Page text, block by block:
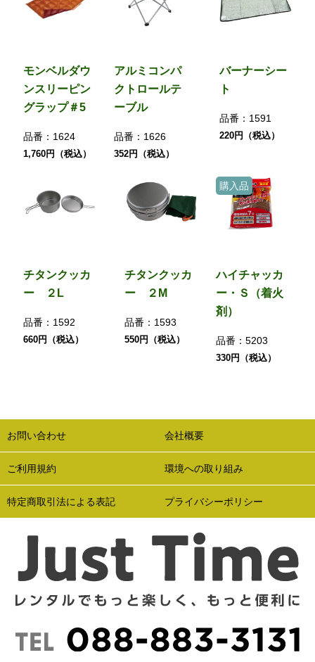
モンベルダウ
ンスリーピン
グラップ＃5
品番： 1624
1,760円（税込）
アルミコンパ
クトロールテ
ーブル
品番： 1626
352円（税込）
バーナーシー
ト
品番： 1591
220円（税込）
チタンクッカ
ー ２L
品番： 1592
660円（税込）
チタンクッカ
ー ２M
品番： 1593
550円（税込）
購入品
ハイチャッカ
ー・Ｓ（着火
剤）
品番：5203
330円（税込）
お問い合わせ 会社概要
ご利用規約 環境への取り組み
特定商取引法による表記 プライバシーポリシー